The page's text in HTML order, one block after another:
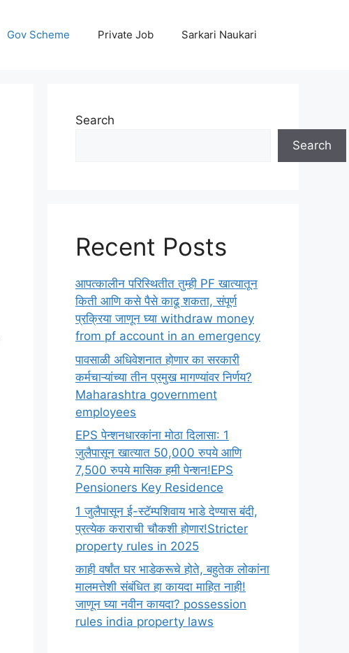
Gov Scheme Private Job Sarkari Naukari
Search
Search
Recent Posts
आपत्कालीन परिस्थितीत तुम्ही PF खात्यातून
किती आणि कसे पैसे काढू शकता, संपूर्ण
प्रक्रिया जाणून घ्या withdraw money
from pf account in an emergency
पावसाळी अधिवेशनात होणार का सरकारी
कर्मचाऱ्यांच्या तीन प्रमुख मागण्यांवर निर्णय?
Maharashtra government
employees
EPS पेन्शनधारकांना मोठा दिलासा: 1
जुलैपासून खात्यात 50,000 रुपये आणि
7,500 रुपये मासिक हमी पेन्शन!EPS
Pensioners Key Residence
1 जुलैपासून ई-स्टॅम्पशिवाय भाडे देण्यास बंदी,
प्रत्येक कराराची चौकशी होणार!Stricter
property rules in 2025
काही वर्षांत घर भाडेकरूचे होते, बहुतेक लोकांना
मालमत्तेशी संबंधित हा कायदा माहित नाही!
जाणून घ्या नवीन कायदा? possession
rules india property laws